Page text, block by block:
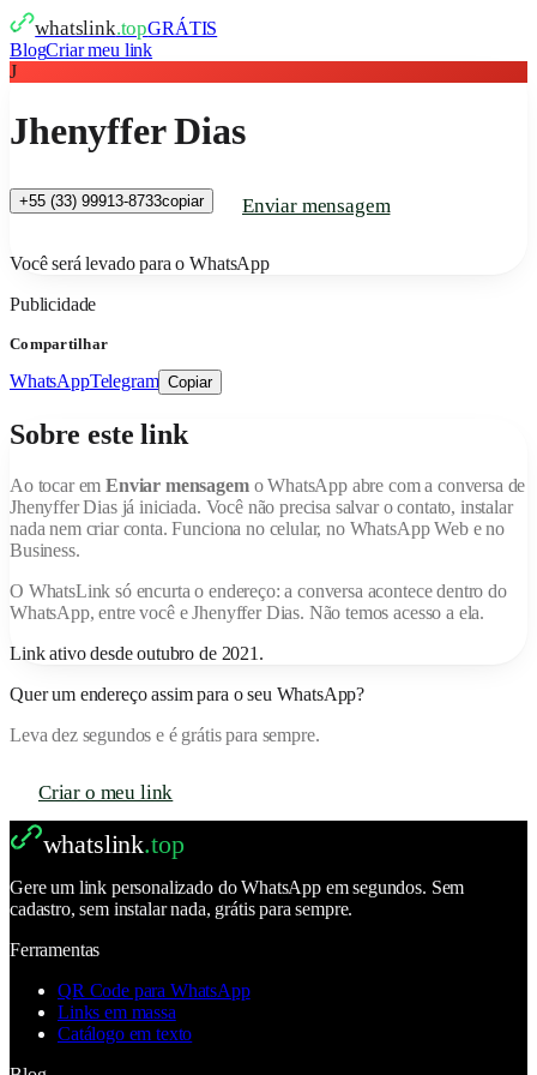
whatslink.topGRÁTIS
BlogCriar meu link
J
Jhenyffer Dias
+55 (33) 99913-8733copiar Enviar mensagem
Você será levado para o WhatsApp
Publicidade
Compartilhar
WhatsAppTelegram Copiar
Sobre este link
Ao tocar emEnviar mensagem o WhatsApp abre com a conversa de
Jhenyffer Diasjá iniciada. Você não precisa salvar o contato, instalar
nada nem criar conta. Funciona no celular, no WhatsApp Web e no
Business.
O WhatsLink só encurta o endereço: a conversa acontece dentro do
WhatsApp, entre você eJhenyffer Dias. Não temos acesso a ela.
Link ativo desde outubro de 2021 .
Quer um endereço assim para o seu WhatsApp?
Leva dez segundos e é grátis para sempre.
Criar o meu link
whatslink.top
Gere um link personalizado do WhatsApp em segundos. Sem
cadastro, sem instalar nada, grátis para sempre.
Ferramentas
QR Code para WhatsApp
Links em massa
Catálogo em texto